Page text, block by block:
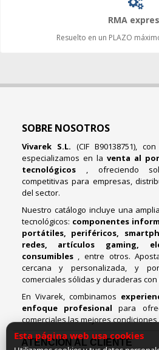
RMA
Resuelto en un PLAZO
SOBRE NOSOTROS
Vivarek S.L. (CIF B90138751),
especializamos en la venta al
tecnológicos , ofreciendo
competitivas para empresas,
del sector.
Nuestro catálogo incluye una
tecnológicos: componentes
portátiles, periféricos,
redes, artículos gaming,
consumibles , entre otros.
cercana y personalizada, y
comerciales sólidas y duraderas
En Vivarek, combinamos
enfoque profesionalpara
comerciales las mejores
ATENCIÓN AL CLIENTE
Esta página web usa cookies